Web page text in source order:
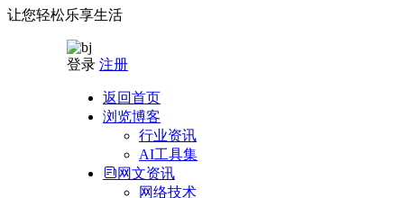
让您轻松乐享生活
登录 注册
返回首页
浏览博客
行业资讯
AI工具集
网文资讯
网络技术